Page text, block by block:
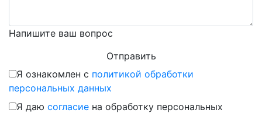
Напишите ваш вопрос
Я ознакомлен с политикой обработки
персональных данных
Я даю согласие на обработку персональных